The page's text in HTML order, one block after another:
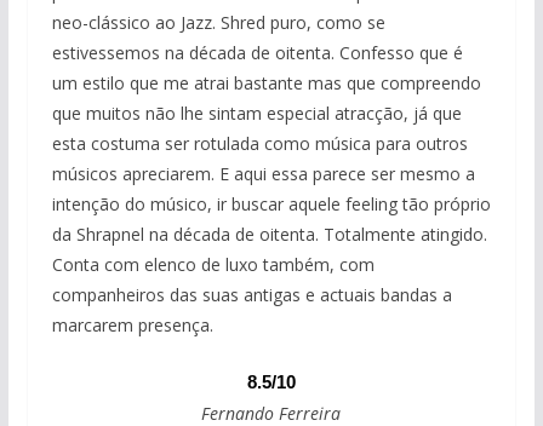
neo-clássico ao Jazz. Shred puro, como se
estivessemos na década de oitenta. Confesso que é
um estilo que me atrai bastante mas que compreendo
que muitos não lhe sintam especial atracção, já que
esta costuma ser rotulada como música para outros
músicos apreciarem. E aqui essa parece ser mesmo a
intenção do músico, ir buscar aquele feeling tão próprio
da Shrapnel na década de oitenta. Totalmente atingido.
Conta com elenco de luxo também, com
companheiros das suas antigas e actuais bandas a
marcarem presença.
8.5/10
Fernando Ferreira